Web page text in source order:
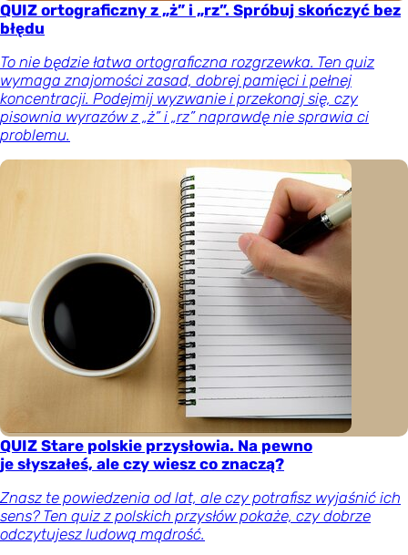
QUIZ ortograficzny z „ż” i „rz”. Spróbuj skończyć bez
błędu
To nie będzie łatwa ortograficzna rozgrzewka. Ten quiz
wymaga znajomości zasad, dobrej pamięci i pełnej
koncentracji. Podejmij wyzwanie i przekonaj się, czy
pisownia wyrazów z „ż” i „rz” naprawdę nie sprawia ci
problemu.
QUIZ Stare polskie przysłowia. Na pewno
je słyszałeś, ale czy wiesz co znaczą?
Znasz te powiedzenia od lat, ale czy potrafisz wyjaśnić ich
sens? Ten quiz z polskich przysłów pokaże, czy dobrze
odczytujesz ludową mądrość.